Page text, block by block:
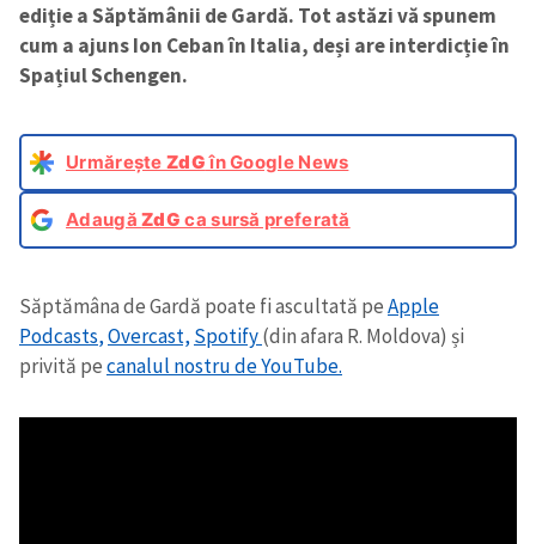
ediție a Săptămânii de Gardă. Tot astăzi vă spunem
cum a ajuns Ion Ceban în Italia, deși are interdicție în
Spațiul Schengen.
Urmărește ZdGîn Google News
AdaugăZdG ca sursă preferată
Săptămâna de Gardă poate fi ascultată peApple
Podcasts,Overcast,Spotify(din afara R. Moldova) și
privită pecanalul nostru de YouTube.